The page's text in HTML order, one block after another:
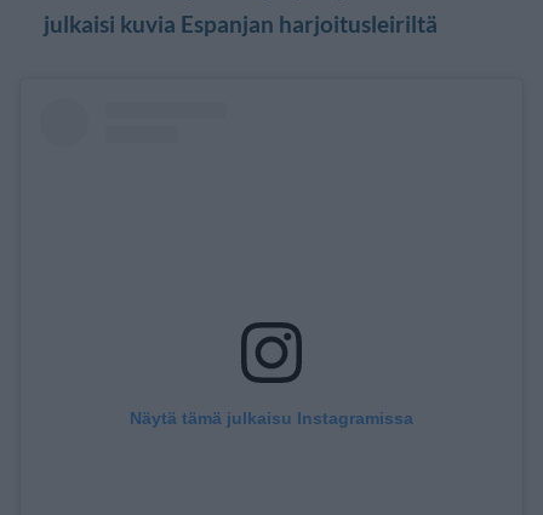
julkaisi kuvia Espanjan harjoitusleiriltä
Näytä tämä julkaisu Instagramissa